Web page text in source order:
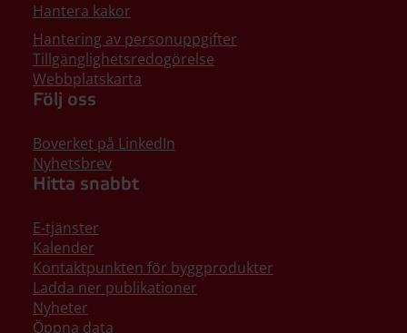
Hantera kakor
Hantering av personuppgifter
Tillgänglighetsredogörelse
Webbplatskarta
Följ oss
Boverket på LinkedIn
Nyhetsbrev
Hitta snabbt
E-tjänster
Kalender
Kontaktpunkten för byggprodukter
Ladda ner publikationer
Nyheter
Öppna data